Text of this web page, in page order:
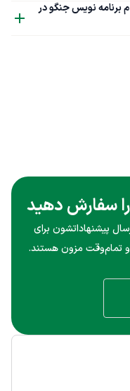
نویس جنگو در
سفارش دهید
پیشنهاداتشون برای
و تمام‌وقت مزون هستند.